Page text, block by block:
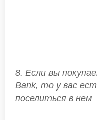
8. Если вы
Bank, то у вас
поселиться в нем